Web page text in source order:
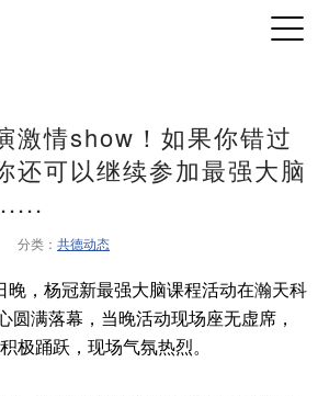
激情show！如果你错过
还可以继续参加最强大脑
分类： 共德动态
，杨冠新最强大脑课程活动在瀚天科
圆满落幕，当晚活动现场座无虚席，
极踊跃，现场气氛热烈。